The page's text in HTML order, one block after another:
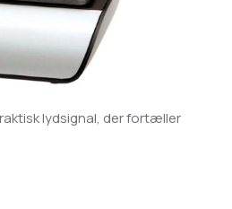
lydsignal, der fortæller